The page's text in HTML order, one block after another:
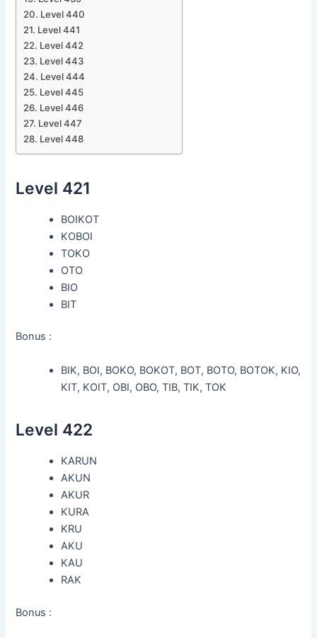
Level 440
Level 441
Level 442
Level 443
Level 444
Level 445
Level 446
Level 447
Level 448
Level 421
BOIKOT
KOBOI
TOKO
OTO
BIO
BIT
Bonus :
BIK, BOI, BOKO, BOKOT, BOT, BOTO, BOTOK, KIO,
KIT, KOIT, OBI, OBO, TIB, TIK, TOK
Level 422
KARUN
AKUN
AKUR
KURA
KRU
AKU
KAU
RAK
Bonus :